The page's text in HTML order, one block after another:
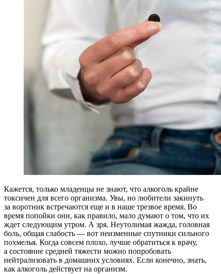
Кажется, только младенцы не знают, что алкоголь крайне
токсичен для всего организма. Увы, но любители закинуть
за воротник встречаются еще и в наше трезвое время. Во
время попойки они, как правило, мало думают о том, что их
ждет следующим утром. А зря. Неутолимая жажда, головная
боль, общая слабость — вот неизменные спутники сильного
похмелья. Когда совсем плохо, лучше обратиться к врачу,
а состояние средней тяжести можно попробовать
нейтрализовать в домашних условиях. Если конечно, знать,
как алкоголь действует на организм.